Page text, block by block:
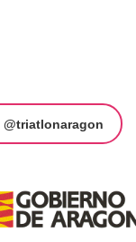
@triatlonaragon